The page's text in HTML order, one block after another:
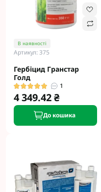
В наявності
Артикул: 375
Гербіцид Гранстар
Голд
1
4 349.42 ₴
До кошика